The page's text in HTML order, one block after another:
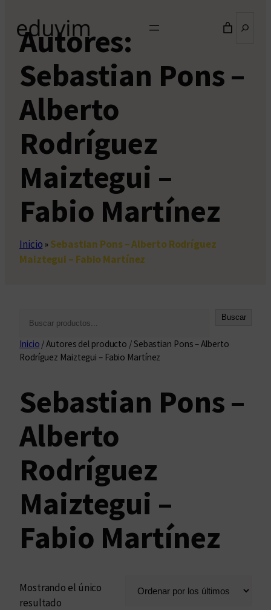
Autores:
Sebastian Pons –
Alberto
Rodríguez
Maiztegui –
Fabio Martínez
Inicio»Sebastian Pons – Alberto Rodríguez
Maiztegui – Fabio Martínez
s
c
r
Buscar
Inicio / Autores del producto / Sebastian Pons – Alberto
Rodríguez Maiztegui – Fabio Martínez
Sebastian Pons –
Alberto
Rodríguez
Maiztegui –
Fabio Martínez
Mostrando el único
resultado